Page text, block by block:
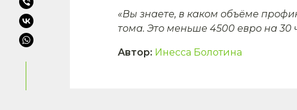
«Вы знаете, в каком объёме
тома. Это меньше 4500 евро на 30
Автор: Инесса Болотина